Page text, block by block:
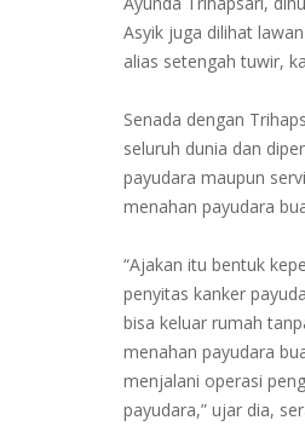
Asyik juga dilihat
alias setengah tuwir,
Senada dengan
seluruh dunia dan
payudara maupun
menahan payudara
“Ajakan itu bentuk
penyitas kanker
bisa keluar rumah
menahan payudara
menjalani operasi
payudara,” ujar dia,